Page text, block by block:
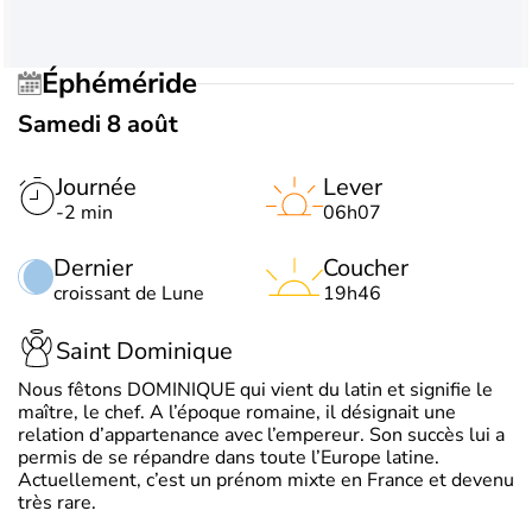
Éphéméride
Samedi 8 août
Journée
-2 min
Dernier
croissant de Lune
Lever
06h07
Coucher
19h46
Saint Dominique
Nous fêtons DOMINIQUE qui vient du latin et signifie le
maître, le chef. A l’époque romaine, il désignait une
relation d’appartenance avec l’empereur. Son succès lui a
permis de se répandre dans toute l’Europe latine.
Actuellement, c’est un prénom mixte en France et devenu
très rare.